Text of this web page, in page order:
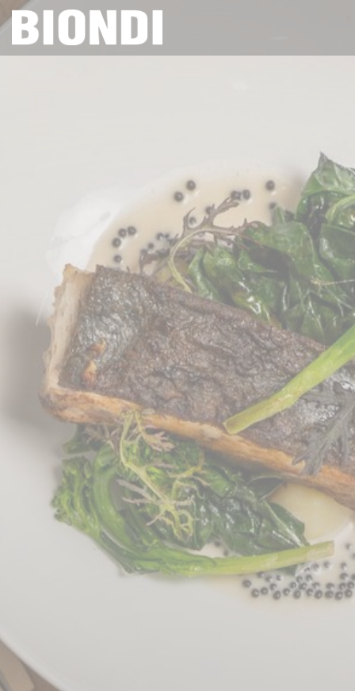
Painel de Gerenciamento de Cookies